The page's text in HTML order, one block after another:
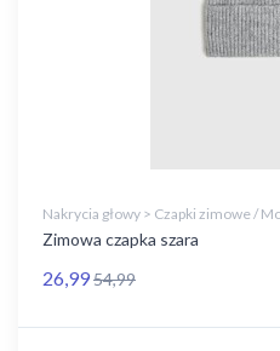
Nakrycia głowy > Czapki zimowe /
Zimowa czapka szara
26,9954,99